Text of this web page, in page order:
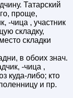
Татарский
проще,
-чица , участник
складку,
место складки
в обоих знач.
-чица ,
куда-либо; кто
и пр.